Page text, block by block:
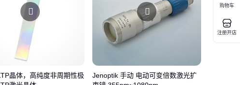
晶体，高纯度非周期性极
Jenoptik 手动 电动可变倍数激光扩
购物车
注册开店